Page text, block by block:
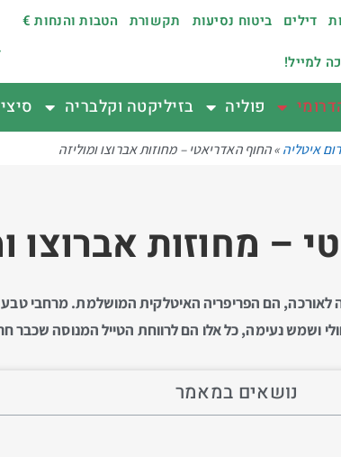
דילים ביטוח נסיעות תקשורת הטבות והנחות €
למייל!
פוליה בזיליקטה וקלבריה
איטליה »החוף האדריאטי – מחוזות אברוצו ומוליזה
– מחוזות אברוצו
לאורכה, הם הפריפריה האיטלקית המושלמת. מרחבי טבע
ושמש נעימה, כל אלו הם לרווחת הטייל המנוסה
נושאים במאמר